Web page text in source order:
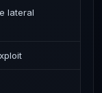
lateral